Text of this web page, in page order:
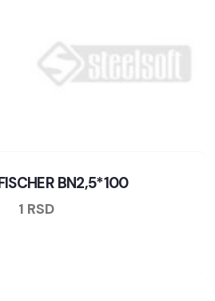
BN2,5*100
1 RSD